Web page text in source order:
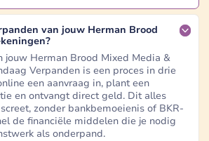
van jouw Herman Brood
jouw Herman Brood Mixed Media &
Verpanden is een proces in drie
een aanvraag in, plant een
en ontvangt direct geld. Dit alles
zonder bankbemoeienis of BKR-
de financiële middelen die je nodig
als onderpand.